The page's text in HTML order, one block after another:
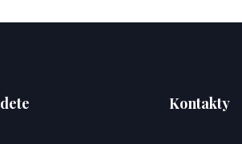
Kontakty